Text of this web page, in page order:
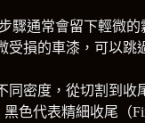
驟通常會留下輕微的
損的車漆，可以跳
同密度，從切割到收
色代表精細收尾（